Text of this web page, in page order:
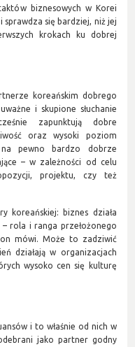
biznesowych w Korei
się bardziej, niż jej
krokach ku dobrej
koreańskim dobrego
i skupione słuchanie
zapunktują dobre
oraz wysoki poziom
na pewno bardzo dobrze
– w zależności od celu
projektu, czy też
koreańskiej: biznes działa
rola i ranga przełożonego
mówi. Może to zadziwić
działają w organizacjach
wysoko cen się kulturę
i to właśnie od nich w
jako partner godny